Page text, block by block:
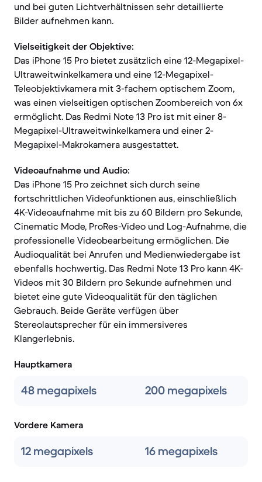
und bei guten Lichtverhältnissen sehr detaillierte
Bilder aufnehmen kann.
Vielseitigkeit der Objektive:
Das iPhone 15 Pro bietet zusätzlich eine 12-Megapixel-
Ultraweitwinkelkamera und eine 12-Megapixel-
Teleobjektivkamera mit 3-fachem optischem Zoom,
was einen vielseitigen optischen Zoombereich von 6x
ermöglicht. Das Redmi Note 13 Pro ist mit einer 8-
Megapixel-Ultraweitwinkelkamera und einer 2-
Megapixel-Makrokamera ausgestattet.
Videoaufnahme und Audio:
Das iPhone 15 Pro zeichnet sich durch seine
fortschrittlichen Videofunktionen aus, einschließlich
4K-Videoaufnahme mit bis zu 60 Bildern pro Sekunde,
Cinematic Mode, ProRes-Video und Log-Aufnahme, die
professionelle Videobearbeitung ermöglichen. Die
Audioqualität bei Anrufen und Medienwiedergabe ist
ebenfalls hochwertig. Das Redmi Note 13 Pro kann 4K-
Videos mit 30 Bildern pro Sekunde aufnehmen und
bietet eine gute Videoqualität für den täglichen
Gebrauch. Beide Geräte verfügen über
Stereolautsprecher für ein immersiveres
Klangerlebnis.
Hauptkamera
48 megapixels 200 megapixels
Vordere Kamera
12 megapixels 16 megapixels